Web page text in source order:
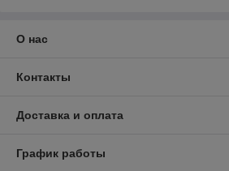
О нас
Контакты
Доставка и оплата
График работы